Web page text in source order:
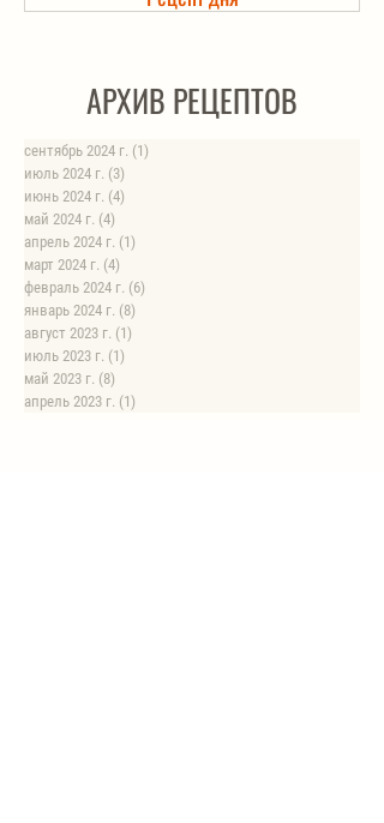
Холодец в банке. Автоклав
АРХИВ РЕЦЕПТОВ
сентябрь 2024 г. (1)
июль 2024 г. (3)
июнь 2024 г. (4)
май 2024 г. (4)
апрель 2024 г. (1)
март 2024 г. (4)
февраль 2024 г. (6)
январь 2024 г. (8)
август 2023 г. (1)
июль 2023 г. (1)
май 2023 г. (8)
апрель 2023 г. (1)